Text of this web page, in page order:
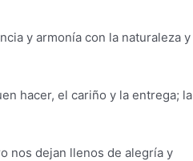
y armonía con la naturaleza y
hacer, el cariño y la entrega; la
nos dejan llenos de alegría y